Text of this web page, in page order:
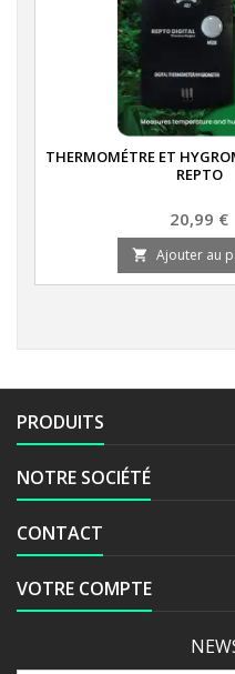
THERMOMÉTRE ET
REPTO
Prix
20,99 €
 Ajouter au
PRODUITS
NOTRE SOCIÉTÉ
CONTACT
VOTRE COMPTE